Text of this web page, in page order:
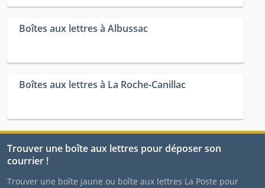
Boîtes aux lettres à Albussac
Boîtes aux lettres à La Roche-Canillac
Trouver une boîte aux lettres pour déposer son
courrier !
Trouver une boîte jaune ou boîte aux lettres La Poste pour